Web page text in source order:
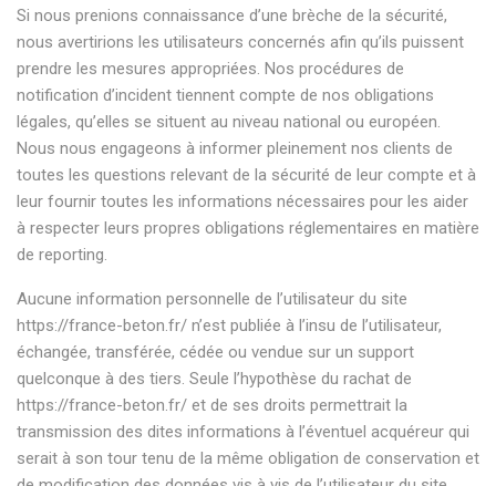
Si nous prenions connaissance d’une brèche de la sécurité,
nous avertirions les utilisateurs concernés afin qu’ils puissent
prendre les mesures appropriées. Nos procédures de
notification d’incident tiennent compte de nos obligations
légales, qu’elles se situent au niveau national ou européen.
Nous nous engageons à informer pleinement nos clients de
toutes les questions relevant de la sécurité de leur compte et à
leur fournir toutes les informations nécessaires pour les aider
à respecter leurs propres obligations réglementaires en matière
de reporting.
Aucune information personnelle de l’utilisateur du site
https://france-beton.fr/ n’est publiée à l’insu de l’utilisateur,
échangée, transférée, cédée ou vendue sur un support
quelconque à des tiers. Seule l’hypothèse du rachat de
https://france-beton.fr/ et de ses droits permettrait la
transmission des dites informations à l’éventuel acquéreur qui
serait à son tour tenu de la même obligation de conservation et